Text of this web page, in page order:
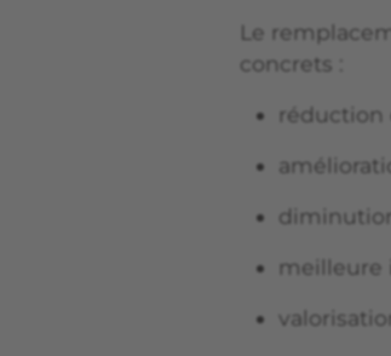
Le
concrets :
réduction
meilleure